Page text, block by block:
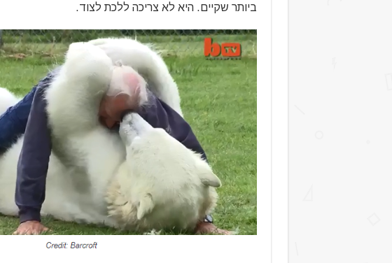
ביותר שקיים. היא לא צריכה ללכת לצוד.